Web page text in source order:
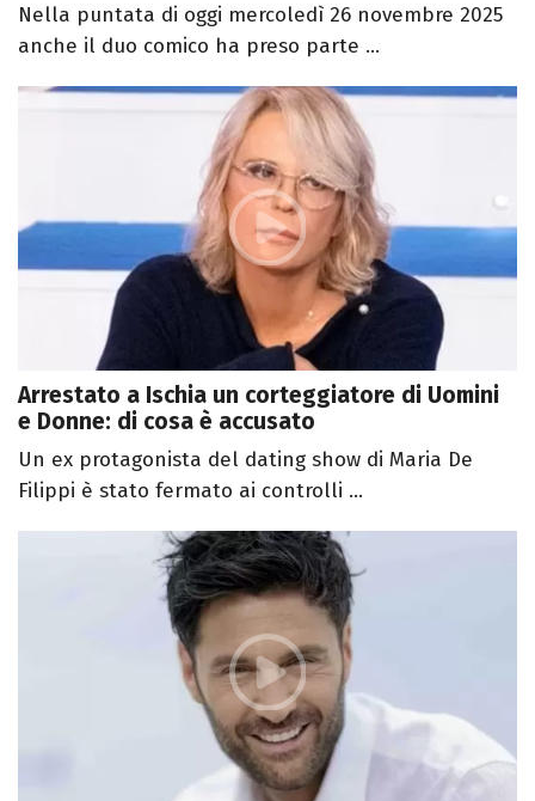
Nella puntata di oggi mercoledì 26 novembre 2025
anche il duo comico ha preso parte ...
Arrestato a Ischia un corteggiatore di Uomini
e Donne: di cosa è accusato
Un ex protagonista del dating show di Maria De
Filippi è stato fermato ai controlli ...